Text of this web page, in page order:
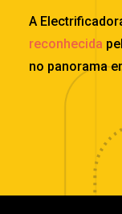
A
reconhecida
no panorama